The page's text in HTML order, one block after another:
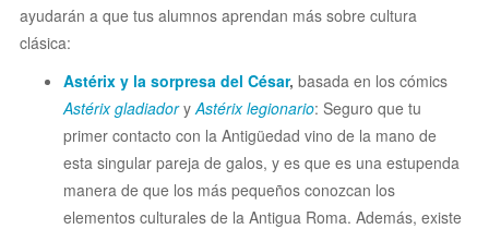
ayudarán a que tus alumnos aprendan más sobre cultura
clásica:
Astérix y la sorpresa del César, basada en los cómics
Astérix gladiador y Astérix legionario: Seguro que tu
primer contacto con la Antigüedad vino de la mano de
esta singular pareja de galos, y es que es una estupenda
manera de que los más pequeños conozcan los
elementos culturales de la Antigua Roma. Además, existe